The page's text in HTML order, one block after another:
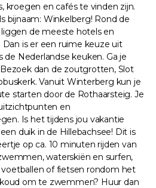
kroegen en cafés te vinden zijn.
bijnaam: Winkelberg! Rond de
de meeste hotels en
is er een ruime keuze uit
de Nederlandse keuken. Ga je
dan de zoutgrotten, Slot
Vanuit Winterberg kun je
starten door de Rothaarsteig. Je
en
Is het tijdens jou vakantie
duik in de Hillebachsee! Dit is
op ca. 10 minuten rijden van
waterskiën en surfen,
of fietsen rondom het
om te zwemmen? Huur dan